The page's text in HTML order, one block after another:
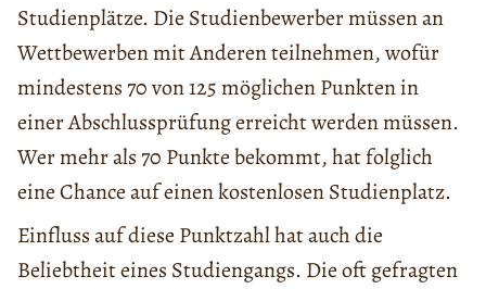
Studienplätze. Die Studienbewerber müssen an
Wettbewerben mit Anderen teilnehmen, wofür
mindestens 70 von 125 möglichen Punkten in
einer Abschlussprüfung erreicht werden müssen.
Wer mehr als 70 Punkte bekommt, hat folglich
eine Chance auf einen kostenlosen Studienplatz.
Einfluss auf diese Punktzahl hat auch die
Beliebtheit eines Studiengangs. Die oft gefragten